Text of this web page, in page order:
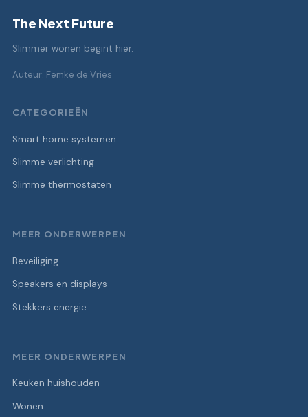
The Next Future
Slimmer wonen begint hier.
Auteur: Femke de Vries
CATEGORIEËN
Smart home systemen
Slimme verlichting
Slimme thermostaten
MEER ONDERWERPEN
Beveiliging
Speakers en displays
Stekkers energie
MEER ONDERWERPEN
Keuken huishouden
Wonen